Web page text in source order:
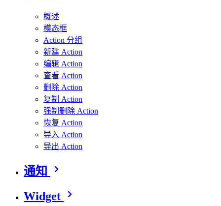
概述
模态框
Action 分组
新建 Action
编辑 Action
查看 Action
删除 Action
复制 Action
强制删除 Action
恢复 Action
导入 Action
导出 Action
通知
Widget